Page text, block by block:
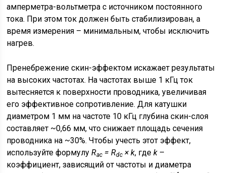
амперметра-вольтметра с источником постоянного
тока. При этом ток должен быть стабилизирован, а
время измерения – минимальным, чтобы исключить
нагрев.
Пренебрежение скин-эффектом искажает результаты
на высоких частотах. На частотах выше 1 кГц ток
вытесняется к поверхности проводника, увеличивая
его эффективное сопротивление. Для катушки
диаметром 1 мм на частоте 10 кГц глубина скин-слоя
составляет ~0,66 мм, что снижает площадь сечения
проводника на ~30%. Чтобы учесть этот эффект,
используйте формулуRac = Rdc × k, гдеk –
коэффициент, зависящий от частоты и диаметра